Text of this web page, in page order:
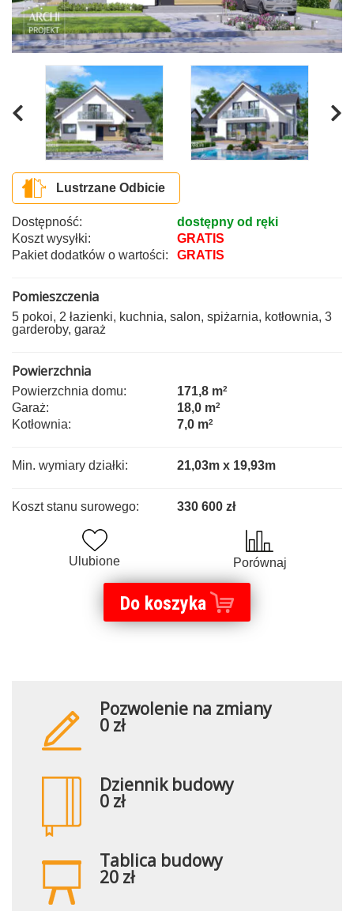
Lustrzane Odbicie
Dostępność:
dostępny od ręki
Koszt wysyłki:
GRATIS
Pakiet dodatków o wartości:
GRATIS
Pomieszczenia
5 pokoi, 2 łazienki, kuchnia, salon, spiżarnia, kotłownia, 3
garderoby, garaż
Powierzchnia
Powierzchnia domu: 171,8 m2
Garaż: 18,0 m2
Kotłownia: 7,0 m2
Min. wymiary działki: 21,03m x 19,93m
Koszt stanu surowego: 330 600 zł
Do koszyka
Ulubione Porównaj
Pozwolenie na zmiany
0 zł
Dziennik budowy
0 zł
Tablica budowy
20 zł